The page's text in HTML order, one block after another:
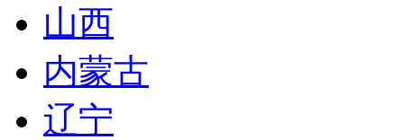
山西
内蒙古
辽宁